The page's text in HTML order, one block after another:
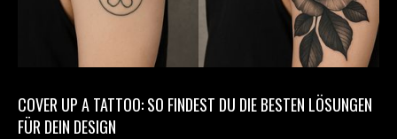
COVER UP A TATTOO: SO FINDEST DU DIE BESTEN LÖSUNGEN
FÜR DEIN DESIGN